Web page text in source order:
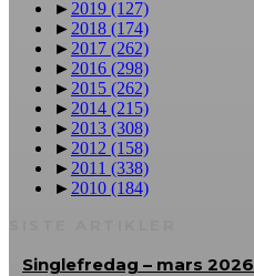
► 2019 (127)
► 2018 (174)
► 2017 (262)
► 2016 (298)
► 2015 (262)
► 2014 (215)
► 2013 (308)
► 2012 (158)
► 2011 (338)
► 2010 (184)
Singlefredag – mars 2026